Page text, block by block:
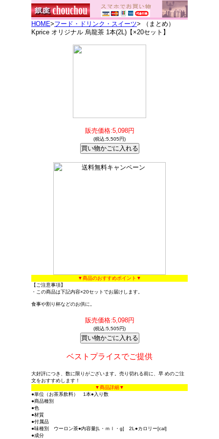
HOME>フード・ドリンク・スイーツ> （まとめ）
Kprice オリジナル 烏龍茶 1本(2L)【×20セット】
販売価格:5,098円
(税込:5,505円)
▼商品のおすすめポイント▼
【ご注意事項】
・この商品は下記内容×20セットでお届けします。
食事や割り杯などのお供に。
販売価格:5,098円
(税込:5,505円)
ベストプライスでご提供
大好評につき、数に限りがございます。売り切れる前に、早 めのご注
文をおすすめします！
▼商品詳細▼
●単位（お茶系飲料） 1本●入り数
●商品種別
●色
●材質
●付属品
●味種別 ウーロン茶●内容量[L・ｍｌ・g] 2L●カロリー[cal]
●成分